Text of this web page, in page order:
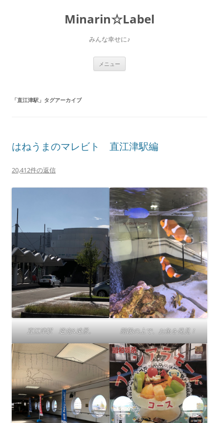
Minarin☆Label
みんな幸せに♪
メニュー
「直江津駅 」タグアーカイブ
はねうまのマレビト 直江津駅編
20,412件の返信
直江津駅 逆光&遠景。 階段の上で、お魚を発見！